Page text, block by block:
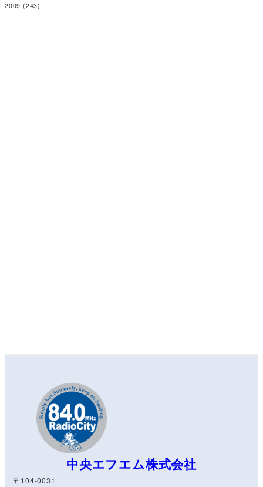
2009 (243)
中央エフエム株式会社
〒104-0031